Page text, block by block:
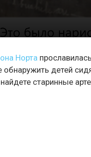
Норта
обнаружить детей
старинные